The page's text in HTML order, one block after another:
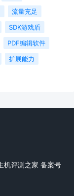
流量充足
SDK游戏盾
PDF编辑软件
扩展能力
评测之家 备案号